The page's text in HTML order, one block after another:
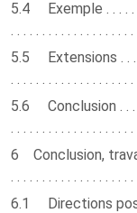
5.4 Exemple . . . . . . .
. . . . . . . . . . . . . . . .
5.5 Extensions . . . . .
. . . . . . . . . . . . . . . .
5.6 Conclusion . . . . .
. . . . . . . . . . . . . . . . . . .
6 Conclusion,
. . . . . . . . . . . . . . . . . . .
6.1 Directions